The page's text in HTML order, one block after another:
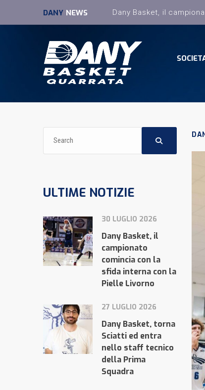
DANY NEWS
ULTIME NOTIZIE
30 LUGLIO 2026
Dany Basket, il
campionato
comincia con la
sfida interna con la
Pielle Livorno
27 LUGLIO 2026
Dany Basket, torna
Sciatti ed entra
nello staff tecnico
della Prima
Squadra